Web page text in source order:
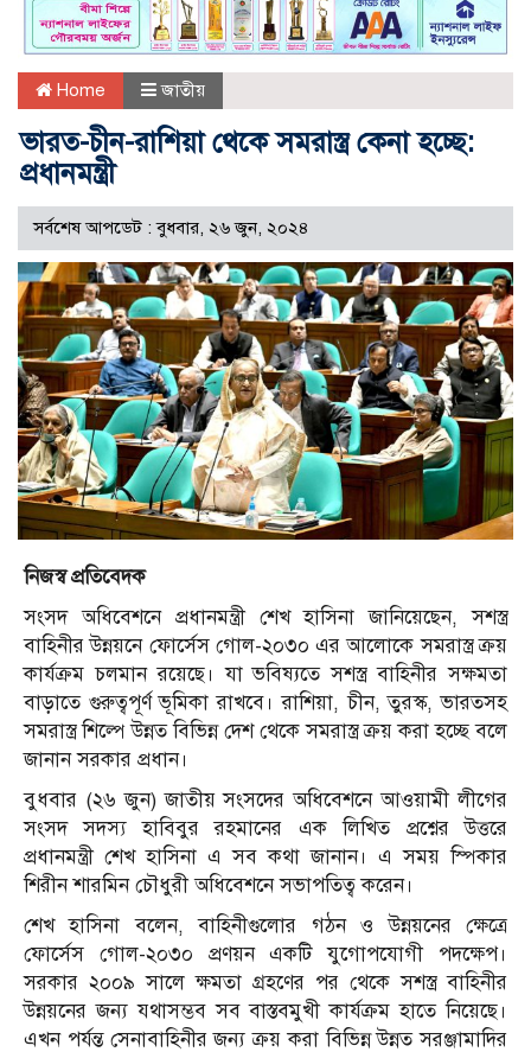
Home জাতীয়
ভারত-চীন-রাশিয়া থেকে সমরাস্ত্র কেনা হচ্ছে:
প্রধানমন্ত্রী
সর্বশেষ আপডেট : বুধবার, ২৬ জুন, ২০২৪
নিজস্ব প্রতিবেদক
সংসদ অধিবেশনে প্রধানমন্ত্রী শেখ হাসিনা জানিয়েছেন, সশস্ত্র
বাহিনীর উন্নয়নে ফোর্সেস গোল-২০৩০ এর আলোকে সমরাস্ত্র ক্রয়
কার্যক্রম চলমান রয়েছে। যা ভবিষ্যতে সশস্ত্র বাহিনীর সক্ষমতা
বাড়াতে গুরুত্বপূর্ণ ভূমিকা রাখবে। রাশিয়া, চীন, তুরস্ক, ভারতসহ
সমরাস্ত্র শিল্পে উন্নত বিভিন্ন দেশ থেকে সমরাস্ত্র ক্রয় করা হচ্ছে বলে
জানান সরকার প্রধান।
বুধবার (২৬ জুন) জাতীয় সংসদের অধিবেশনে আওয়ামী লীগের
সংসদ সদস্য হাবিবুর রহমানের এক লিখিত প্রশ্নের উত্তরে
প্রধানমন্ত্রী শেখ হাসিনা এ সব কথা জানান। এ সময় স্পিকার
শিরীন শারমিন চৌধুরী অধিবেশনে সভাপতিত্ব করেন।
শেখ হাসিনা বলেন, বাহিনীগুলোর গঠন ও উন্নয়নের ক্ষেত্রে
ফোর্সেস গোল-২০৩০ প্রণয়ন একটি যুগোপযোগী পদক্ষেপ।
সরকার ২০০৯ সালে ক্ষমতা গ্রহণের পর থেকে সশস্ত্র বাহিনীর
উন্নয়নের জন্য যথাসম্ভব সব বাস্তবমুখী কার্যক্রম হাতে নিয়েছে।
এখন পর্যন্ত সেনাবাহিনীর জন্য ক্রয় করা বিভিন্ন উন্নত সরঞ্জামাদির